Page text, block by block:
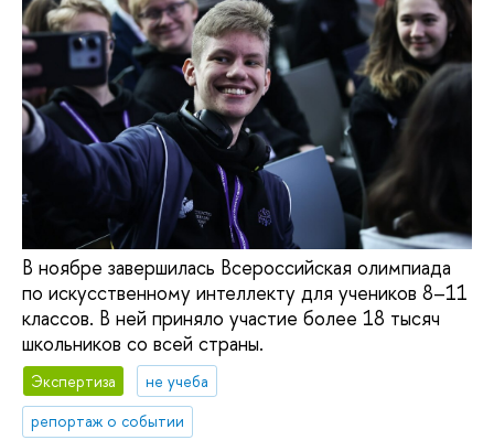
В ноябре завершилась Всероссийская олимпиада
по искусственному интеллекту для учеников 8–11
классов. В ней приняло участие более 18 тысяч
школьников со всей страны.
Экспертиза
не учеба
репортаж о событии